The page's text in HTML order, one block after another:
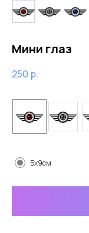
Мини глаз
250 р.
5x9см